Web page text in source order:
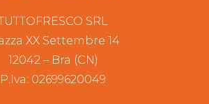
SRL
XX Settembre 14
12042 – Bra (CN)
P.Iva: 02699620049